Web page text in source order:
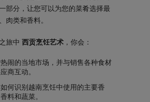
部分，让您可以为您的菜肴选择最
肉类和香料。
旅中 西贡烹饪艺术 ，你会：
闹的当地市场，并与销售各种食材
商互动。
何识别越南烹饪中使用的主要香
料和蔬菜。